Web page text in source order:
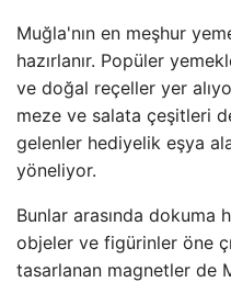
Muğla'nın en meşhur
hazırlanır. Popüler
ve doğal reçeller yer
meze ve salata çeşitleri
gelenler hediyelik eşya
yöneliyor.
Bunlar arasında dokuma
objeler ve figürinler öne
tasarlanan magnetler de